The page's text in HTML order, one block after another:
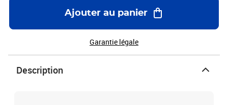
Ajouter au panier
Garantie légale
Description